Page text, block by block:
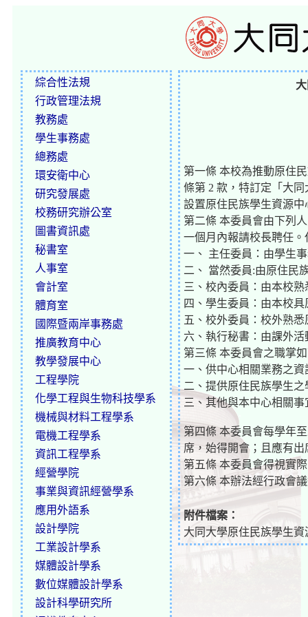
綜合性法規
行政管理法規
教務處
學生事務處
總務處
環安衛中心
研究發展處
校務研究辦公室
圖書資訊處
秘書室
人事室
會計室
體育室
國際暨兩岸事務處
推廣教育中心
教學發展中心
工程學院
化學工程與生物科技學系
機械與材料工程學系
電機工程學系
資訊工程學系
經營學院
事業與資訊經營學系
應用外語系
設計學院
工業設計學系
媒體設計學系
數位媒體設計學系
設計科學研究所
第一條 本校為推動原住
條第 2 款，特訂定「大
設置原住民族學生資源
第二條 本委員會由下列
一個月內報請校長聘任
一、 主任委員：由學生
二、 當然委員:由原住民
三、校內委員：由本校
四、學生委員：由本校
五、校外委員：校外熟
六、執行秘書：由課外
第三條 本委員會之職掌
一、供中心相關業務之
二、提供原住民族學生
三、其他與本中心相關事
第四條 本委員會每學年
席，始得開會；且應有
第五條 本委員會得視實
第六條 本辦法經行政會
附件檔案：
大同大學原住民族學生